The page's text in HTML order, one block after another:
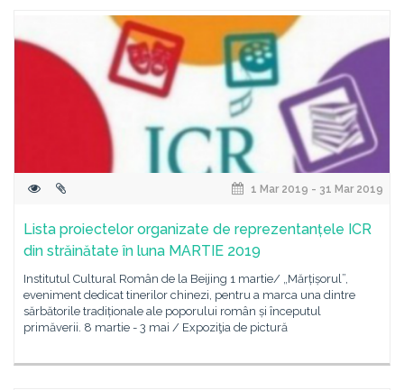
1 Mar 2019 - 31 Mar 2019
Lista proiectelor organizate de reprezentanțele ICR
din străinătate în luna MARTIE 2019
Institutul Cultural Român de la Beijing 1 martie/ „Mărțișorul”,
eveniment dedicat tinerilor chinezi, pentru a marca una dintre
sărbătorile tradiționale ale poporului român și începutul
primăverii. 8 martie - 3 mai / Expoziţia de pictură